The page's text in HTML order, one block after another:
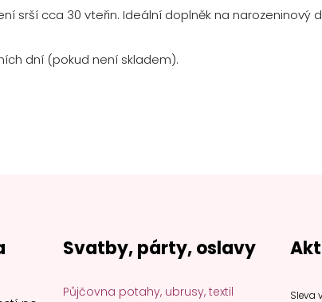
srší cca 30 vteřin. Ideální doplněk na narozeninový
dní (pokud není skladem).
Svatby, párty, oslavy
Půjčovna potahy, ubrusy, textil Sleva